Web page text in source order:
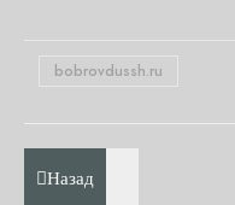
bobrovdussh.ru
Назад